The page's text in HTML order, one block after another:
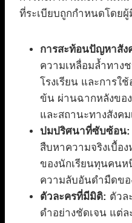
ที่ระเบียบถูกกำหนดโดย
การสะท้อนปัญหาสัง
ความเหลื่อมล้ำทาง
โรงเรียน และการใ
ข้น ผ่านฉากหลังของ
และสถานะทางสังค
ปมปริศนาที่ซับซ้อน:
สืบหาความจริงเบื้อง
ของนักเรียนทุนคนห
ความลับอันดำมืดขอ
ตัวละครที่มีมิติ: ตัวล
ดำอย่างชัดเจน แต่ล